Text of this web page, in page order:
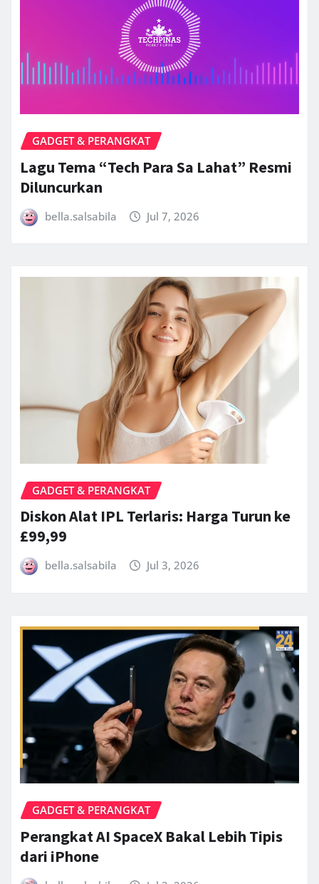
GADGET & PERANGKAT
Lagu Tema “Tech Para Sa Lahat” Resmi
Diluncurkan
bella.salsabila Jul 7, 2026
GADGET & PERANGKAT
Diskon Alat IPL Terlaris: Harga Turun ke
£99,99
bella.salsabila Jul 3, 2026
GADGET & PERANGKAT
Perangkat AI SpaceX Bakal Lebih Tipis
dari iPhone